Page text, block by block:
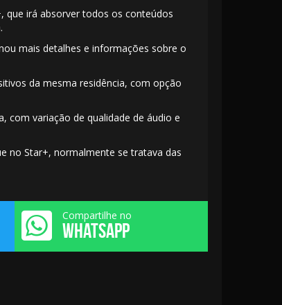
que irá absorver todos os conteúdos
mais detalhes e informações sobre o
da mesma residência, com opção
com variação de qualidade de áudio e
no Star+, normalmente se tratava das
Compartilhe no
WHATSAPP